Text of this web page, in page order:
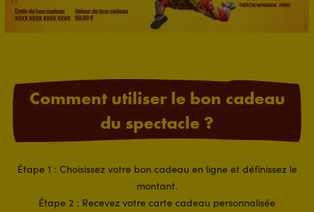
Comment utiliser le bon cadeau
du spectacle ?
Étape 1 : Choisissez votre bon cadeau en ligne et définissez le
montant.
Étape 2 : Recevez votre carte cadeau personnalisée